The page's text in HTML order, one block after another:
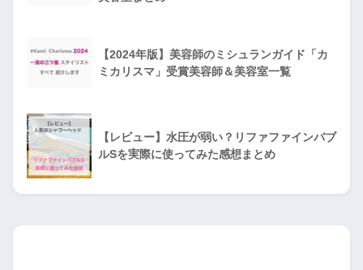
【2024年版】美容師のミシュランガイド「カ
ミカリスマ」受賞美容師＆美容室一覧
【レビュー】水圧が弱い？リファファインバブ
ルSを実際に使ってみた感想まとめ